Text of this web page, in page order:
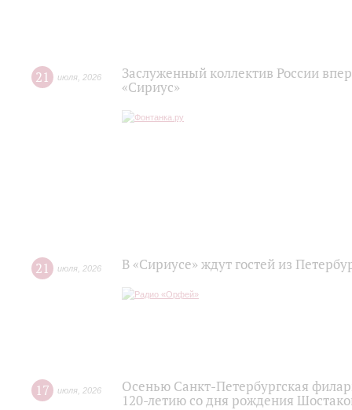
21 июля 2026
Заслуженный коллектив России
«Сириус»
21 июля 2026 В «Сириусе» ждут гостей из
17 июля 2026
Осенью Санкт-Петербургская
120‑летию со дня рождения